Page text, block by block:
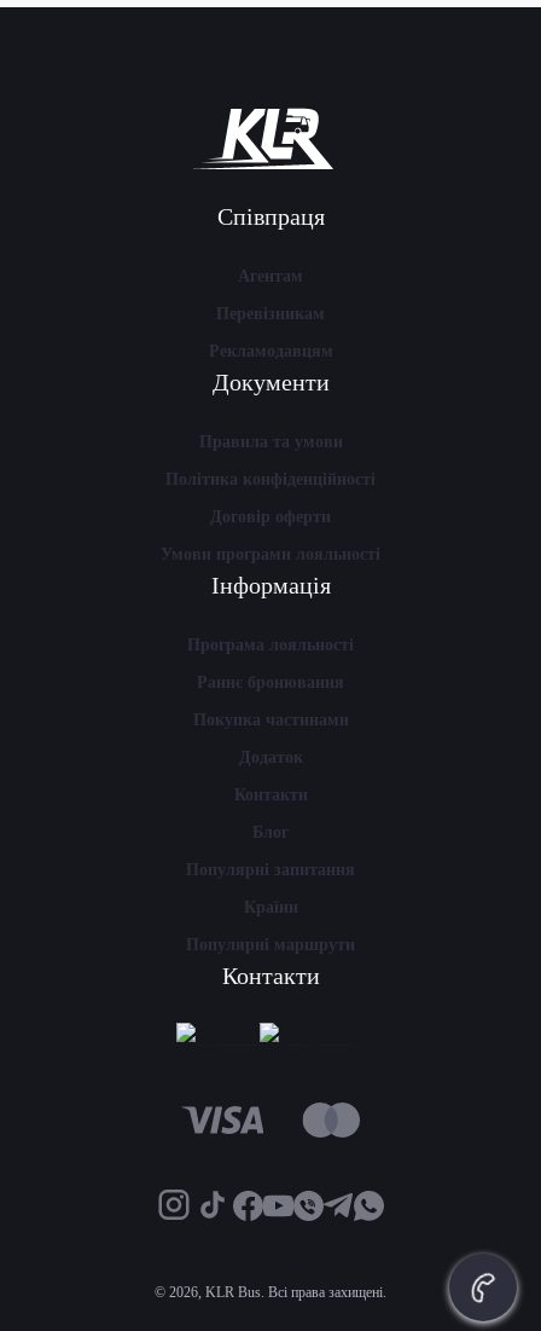
Співпраця
Агентам
Перевізникам
Рекламодавцям
Документи
Правила та умови
Політика конфіденційності
Договір оферти
Умови програми лояльності
Інформація
Програма лояльності
Раннє бронювання
Покупка частинами
Додаток
Контакти
Блог
Популярні запитання
Країни
Популярні маршрути
Контакти
© 2026, KLR Bus. Всі права захищені.